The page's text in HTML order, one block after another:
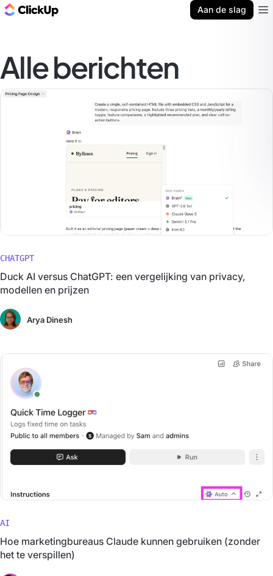
Aan de slag
Alle berichten
CHATGPT
Duck AI versus ChatGPT: een vergelijking van privacy,
modellen en prijzen
Arya Dinesh
AI
Hoe marketingbureaus Claude kunnen gebruiken (zonder
het te verspillen)